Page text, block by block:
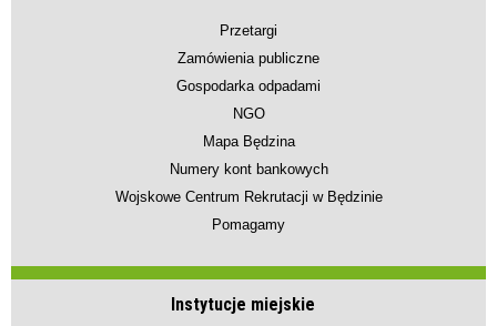
Przetargi
Zamówienia publiczne
Gospodarka odpadami
NGO
Mapa Będzina
Numery kont bankowych
Wojskowe Centrum Rekrutacji w Będzinie
Pomagamy
Instytucje miejskie